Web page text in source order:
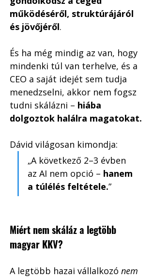
működéséről, struktúrájáról
és jövőjéről.
És ha még mindig az van, hogy
mindenki túl van terhelve, és a
CEO a saját idejét sem tudja
menedzselni, akkor nem fogsz
tudni skálázni – hiába
dolgoztok halálra magatokat.
Dávid világosan kimondja:
„A következő 2–3 évben
az AI nem opció – hanem
a túlélés feltétele.”
Miért nem skáláz a legtöbb
magyar KKV?
A legtöbb hazai vállalkozó nem